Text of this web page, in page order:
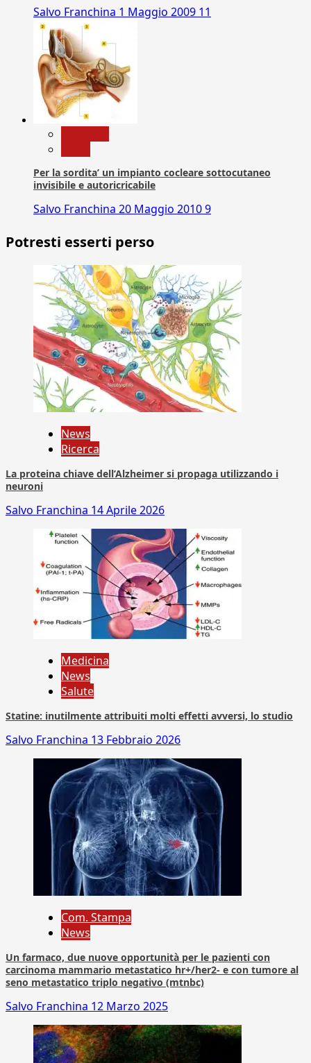
Salvo Franchina 1 Maggio 2009 11
Per la sordita’ un impianto cocleare sottocutaneo
invisibile e autoricricabile
Salvo Franchina 20 Maggio 20109
Potresti esserti perso
News
Ricerca
La proteina chiave dell’Alzheimer si propaga utilizzando i
neuroni
Salvo Franchina 14 Aprile 2026
Medicina
News
Salute
Statine: inutilmente attribuiti molti effetti avversi, lo studio
Salvo Franchina 13 Febbraio 2026
Com. Stampa
News
Un farmaco, due nuove opportunità per le pazienti con
carcinoma mammario metastatico hr+/her2- e con tumore al
seno metastatico triplo negativo (mtnbc)
Salvo Franchina 12 Marzo 2025